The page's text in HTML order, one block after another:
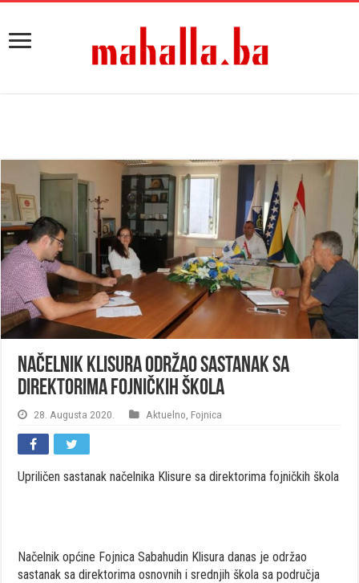
Načelnik Klisura održao sastanak sa
direktorima fojničkih škola
28. Augusta 2020. Aktuelno Fojnica
Upriličen sastanak načelnika Klisure sa direktorima fojničkih škola
Načelnik općine Fojnica Sabahudin Klisura danas je održao
sastanak sa direktorima osnovnih i srednjih škola sa područja